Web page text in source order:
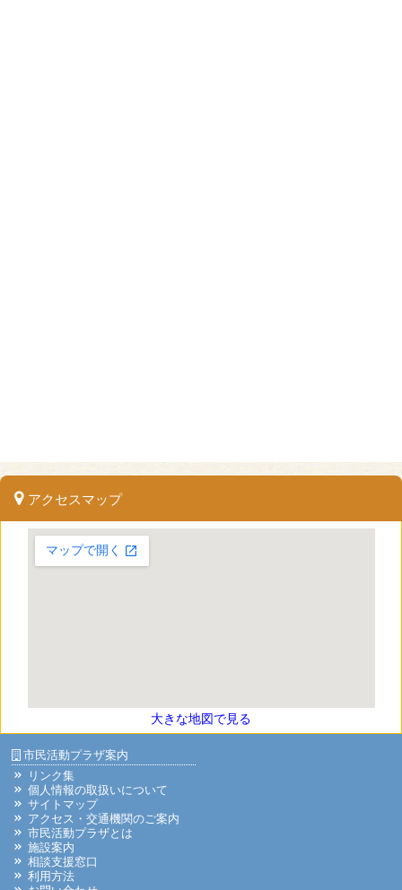
アクセスマップ
大きな地図で見る
市民活動プラザ案内
リンク集
個人情報の取扱いについて
サイトマップ
アクセス・交通機関のご案内
市民活動プラザとは
施設案内
相談支援窓口
利用方法